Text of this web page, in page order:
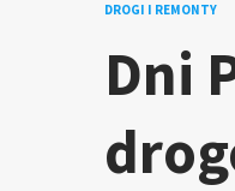
DROGI I REMONTY
Dni